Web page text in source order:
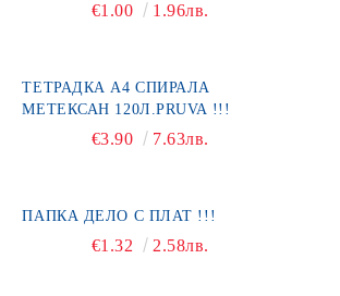
€1.00 1.96лв.
ТЕТРАДКА А4 СПИРАЛА
МЕТЕКСАН 120Л.PRUVA !!!
€3.90 7.63лв.
ПАПКА ДЕЛО С ПЛАТ !!!
€1.32 2.58лв.